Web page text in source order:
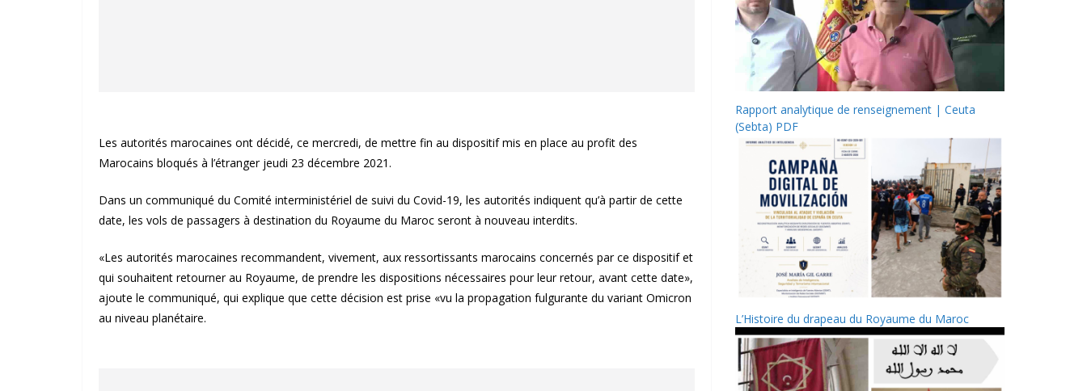
Les autorités marocaines ont décidé, ce mercredi, de mettre fin au dispositif mis en place au profit des
Marocains bloqués à l’étranger jeudi 23 décembre 2021.
Dans un communiqué du Comité interministériel de suivi du Covid-19, les autorités indiquent qu’à partir de cette
date, les vols de passagers à destination du Royaume du Maroc seront à nouveau interdits.
«Les autorités marocaines recommandent, vivement, aux ressortissants marocains concernés par ce dispositif et
qui souhaitent retourner au Royaume, de prendre les dispositions nécessaires pour leur retour, avant cette date»,
ajoute le communiqué, qui explique que cette décision est prise «vu la propagation fulgurante du variant Omicron
au niveau planétaire.
Rapport analytique de renseignement | Ceuta
(Sebta) PDF
L’Histoire du drapeau du Royaume du Maroc